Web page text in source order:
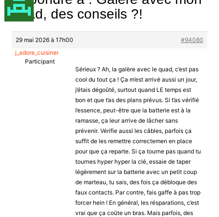
quad, des conseils ?!
29 mai 2026 à 17h00
#94080
j_adore_cuisiner
Participant
Sérieux ? Ah, la galère avec le quad, c’est pas
cool du tout ça ! Ça m’est arrivé aussi un jour,
j’étais dégoûté, surtout quand LE temps est
bon et que t’as des plans prévus. Si t’as vérifié
l’essence, peut-être que la batterie est à la
ramasse, ça leur arrive de lâcher sans
prévenir. Vérifie aussi les câbles, parfois ça
suffit de les remettre correctemen en place
pour que ça reparte. Si ça tourne pas quand tu
tournes hyper hyper la clé, essaie de taper
légèrement sur la batterie avec un petit coup
de marteau, tu sais, des fois ça débloque des
faux contacts. Par contre, fais gaffe à pas trop
forcer hein ! En général, les résparations, c’est
vrai que ça coûte un bras. Mais parfois, des